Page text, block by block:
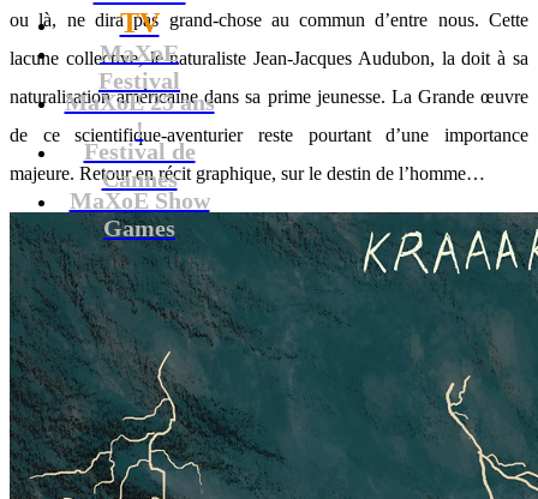
TV
MaXoE
Festival
MaXoE 25 ans
!
Festival de
Cannes
MaXoE Show
Games
ou là, ne dira pas grand-chose au commun d’entre nous. Cette
lacune collective, le naturaliste Jean-Jacques Audubon, la doit à sa
naturalisation américaine dans sa prime jeunesse. La Grande œuvre
de ce scientifique-aventurier reste pourtant d’une importance
majeure. Retour en récit graphique, sur le destin de l’homme…